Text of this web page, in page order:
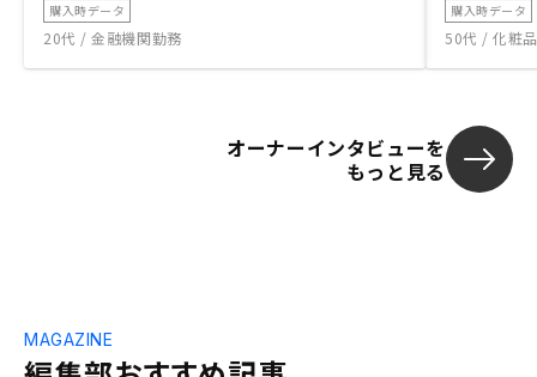
購入時データ
20代 / 金融機関勤務
購入時データ
50代 / 化粧
オーナーインタビューを
もっと見る
MAGAZINE